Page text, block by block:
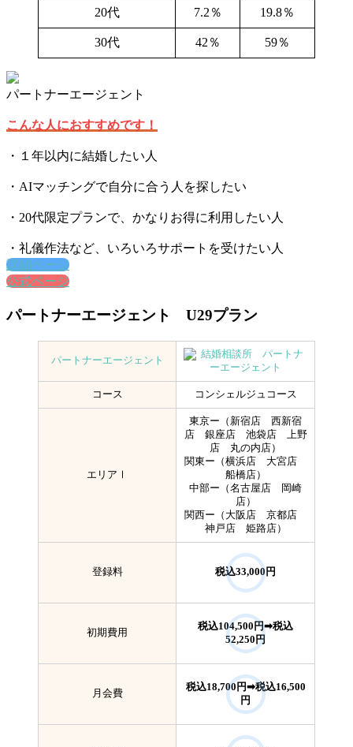
20代 7.2％ 19.8％
30代 42％ 59％
パートナーエージェント
こんな人におすすめです！
・１年以内に結婚したい人
・AIマッチングで自分に合う人を探したい
・20代限定プランで、かなりお得に利用したい人
・礼儀作法など、いろいろサポートを受けたい人
詳細ページ
公式ページ
パートナーエージェント U29プラン
パートナーエージェント
コース コンシェルジュコース
エリアⅠ
東京ー（新宿店 西新宿
店 銀座店 池袋店 上野
店 丸の内店）
関東ー（横浜店 大宮店
船橋店）
中部ー（名古屋店 岡崎
店）
関西ー（大阪店 京都店
神戸店 姫路店）
登録料 税込33,000円
初期費用
税込104,500円➡税込
52,250円
月会費
税込18,700円➡税込16,500
円